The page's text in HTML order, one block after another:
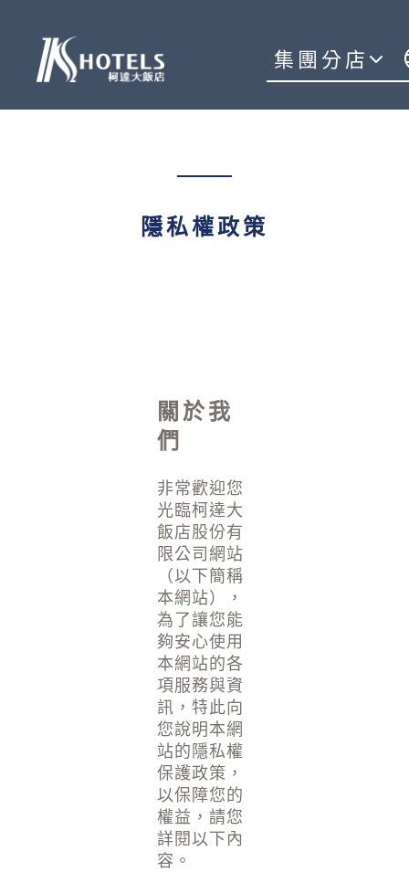
集團分店
隱私權政策
關於我
們
非常歡迎您
光臨柯達大
飯店股份有
限公司網站
（以下簡稱
本網站），
為了讓您能
夠安心使用
本網站的各
項服務與資
訊，特此向
您說明本網
站的隱私權
保護政策，
以保障您的
權益，請您
詳閱以下內
容。